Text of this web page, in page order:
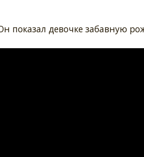
показал девочке забавную